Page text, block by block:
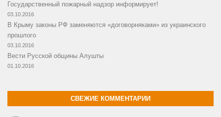
Государственный пожарный надзор информирует!
03.10.2016
В Крыму законы РФ заменяются «договорняками» из украинского
прошлого
03.10.2016
Вести Русской общины Алушты
01.10.2016
СВЕЖИЕ КОММЕНТАРИИ